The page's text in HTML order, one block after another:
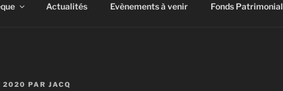
Actualités Evènements à venir Fonds Patrimonial
2020 PAR JACQ